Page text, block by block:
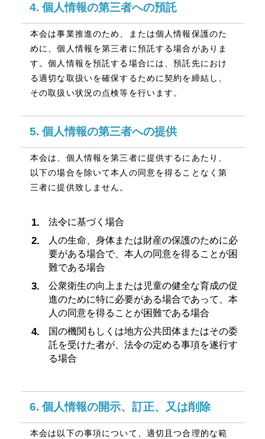
4. 個人情報の第三者への預託
本会は事業推進のため、または個人情報保護のた
めに、個人情報を第三者に預託する場合がありま
す。個人情報を預託する場合には、預託先におけ
る適切な取扱いを確保するために契約を締結し、
その取扱い状況の点検等を行います。
5. 個人情報の第三者への提供
本会は、個人情報を第三者に提供するにあたり、
以下の場合を除いて本人の同意を得ることなく第
三者に提供致しません。
法令に基づく場合
人の生命、身体または財産の保護のために必
要がある場合で、本人の同意を得ることが困
難である場合
公衆衛生の向上または児童の健全な育成の促
進のために特に必要がある場合であって、本
人の同意を得ることが困難である場合
国の機関もしくは地方公共団体またはその委
託を受けた者が、法令の定める事項を遂行す
る場合
6. 個人情報の開示、訂正、又は削除
本会は以下の事項について、適切且つ合理的な範